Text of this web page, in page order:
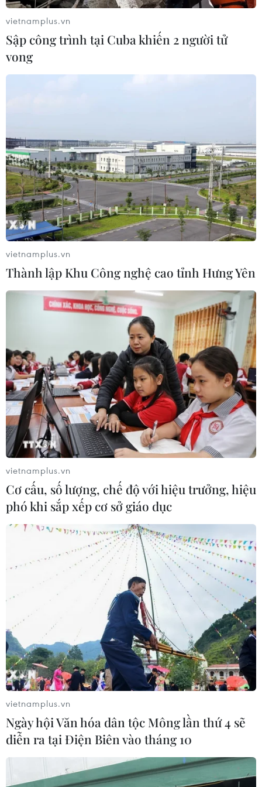
Khai mạc chuỗi sự kiện văn hóa chào
Các sự kiện văn hóa chào mừng Đại lễ Vesak Liên hợp
quốc 2019 gồm: Triển lãm văn hóa Phật giáo Việt Nam
và Thế giới; Triển lãm ảnh tư liệu Phật giáo Việt Nam;
Triển lãm tranh ảnh Phật giáo...
vietnamplus.vn
Sập công trình tại Cuba khiến 2 người tử
vong
vietnamplus.vn
Thành lập Khu Công nghệ cao tỉnh Hưng Yên
vietnamplus.vn
Cơ cấu, số lượng, chế độ với hiệu trưởng, hiệu
phó khi sắp xếp cơ sở giáo dục
vietnamplus.vn
Ngày hội Văn hóa dân tộc Mông lần thứ 4 sẽ
diễn ra tại Điện Biên vào tháng 10